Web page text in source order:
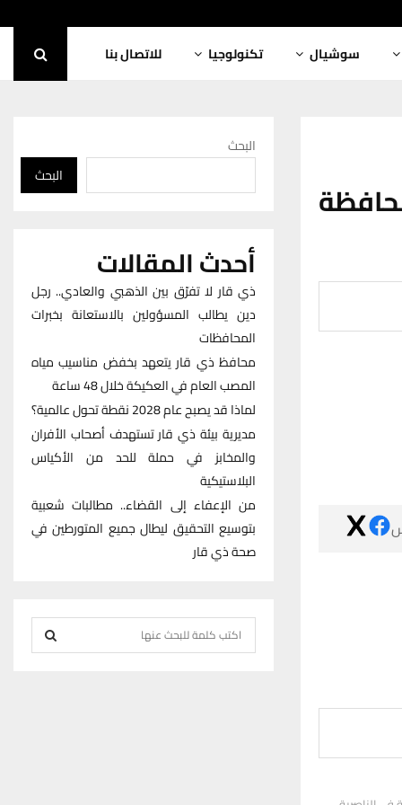
سوشيال تكنولوجيا للاتصال بنا
البحث
البحث
أحدث المقالات
ذي قار لا تفرّق بين الذهبي والعادي.. رجل
دين يطالب المسؤولين بالاستعانة بخبرات
المحافظات
محافظ ذي قار يتعهد بخفض مناسيب مياه
المصب العام في العكيكة خلال 48 ساعة
لماذا قد يصبح عام 2028 نقطة تحول عالمية؟
مديرية بيئة ذي قار تستهدف أصحاب الأفران
والمخابز في حملة للحد من الأكياس
البلاستيكية
من الإعفاء إلى القضاء.. مطالبات شعبية
بتوسيع التحقيق ليطال جميع المتورطين في
صحة ذي قار
e